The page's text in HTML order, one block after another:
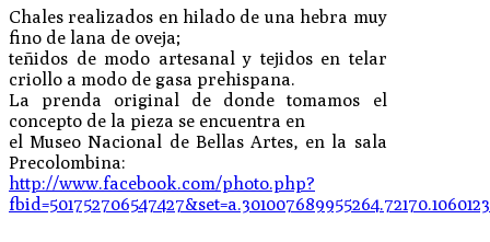
Chales realizados en hilado de una hebra muy
fino de lana de oveja;
teñidos de modo artesanal y tejidos en telar
criollo a modo de gasa prehispana.
La prenda original de donde tomamos el
concepto de la pieza se encuentra en
el Museo Nacional de Bellas Artes, en la sala
Precolombina:
http://www.facebook.com/photo.php?